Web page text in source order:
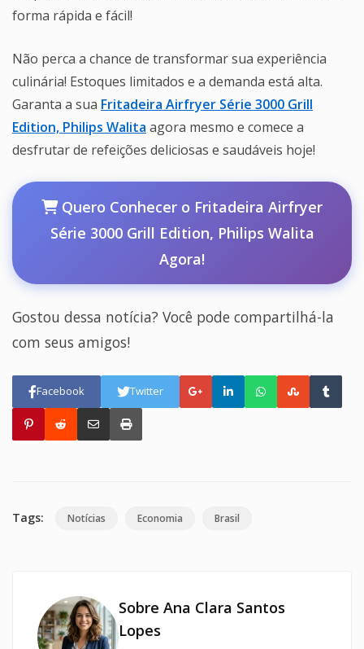
forma rápida e fácil!
Não perca a chance de transformar sua experiência
culinária! Estoques limitados e a demanda está alta.
Garanta a sua Fritadeira Airfryer Série 3000 Grill
Edition, Philips Walita agora mesmo e comece a
desfrutar de refeições deliciosas e saudáveis hoje!
Quero Conhecer o Fritadeira Airfryer
Série 3000 Grill Edition, Philips Walita
Agora!
Gostou dessa notícia? Você pode compartilhá-la
com seus amigos!
Facebook Twitter
Tags: Notícias Economia Brasil
Sobre Ana Clara Santos
Lopes